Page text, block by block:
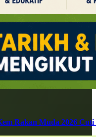
Rakan Muda 2026